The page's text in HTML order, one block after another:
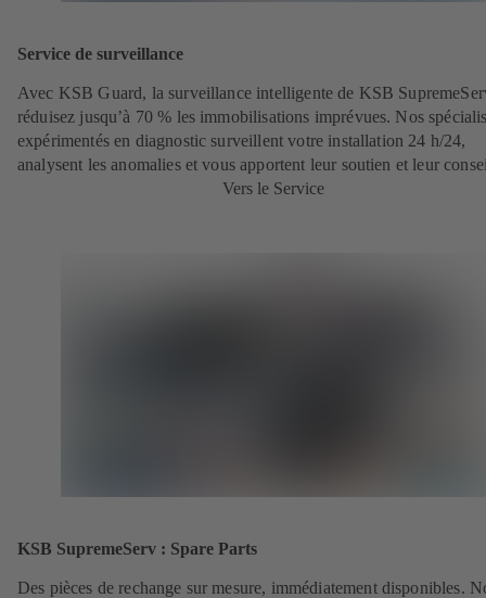
Service de surveillance
Avec KSB Guard, la surveillance intelligente de KSB
réduisez jusqu’à 70 % les immobilisations imprévues. Nos
expérimentés en diagnostic surveillent votre installation 24 h/24,
analysent les anomalies et vous apportent leur soutien et leur
Vers le Service
KSB SupremeServ : Spare Parts
Des pièces de rechange sur mesure, immédiatement disponibles.